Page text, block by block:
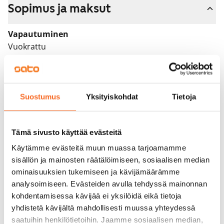
Suostumus Yksityiskohdat Tietoja
Tämä sivusto käyttää evästeitä
Käytämme evästeitä muun muassa tarjoamamme
sisällön ja mainosten räätälöimiseen, sosiaalisen median
ominaisuuksien tukemiseen ja kävijämäärämme
analysoimiseen. Evästeiden avulla tehdyssä mainonnan
kohdentamisessa kävijää ei yksilöidä eikä tietoja
yhdistetä kävijältä mahdollisesti muussa yhteydessä
saatuihin henkilötietoihin. Jaamme sosiaalisen median,
Sopimus ja maksut
Vapautuminen
Vuokrattu
Varallisuusrajat
Ei
Vuokra
0 €, (yrityksille min. 1 kk vuokra)
Kotivakuutus
Pakollinen, ei sisälly vuokraan
Vesimaksu
27 €/hlö/kk